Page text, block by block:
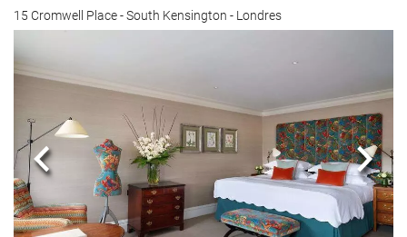
15 Cromwell Place - South Kensington - Londres
Anterior